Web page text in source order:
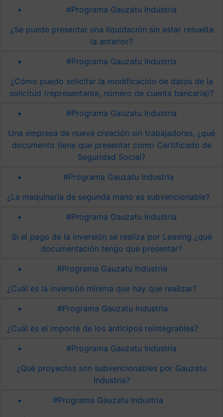
#Programa Gauzatu Industria
¿Se puede presentar una liquidación sin estar resuelta
la anterior?
#Programa Gauzatu Industria
¿Cómo puedo solicitar la modificación de datos de la
solicitud (representante, número de cuenta bancaria)?
#Programa Gauzatu Industria
Una empresa de nueva creación sin trabajadores, ¿qué
documento tiene que presentar como Certificado de
Seguridad Social?
#Programa Gauzatu Industria
¿La maquinaría de segunda mano es subvencionable?
#Programa Gauzatu Industria
Si el pago de la inversión se realiza por Leasing ¿qué
documentación tengo que presentar?
#Programa Gauzatu Industria
¿Cuál es la inversión mínima que hay que realizar?
#Programa Gauzatu Industria
¿Cuál es el importe de los anticipos reintegrables?
#Programa Gauzatu Industria
¿Qué proyectos son subvencionables por Gauzatu
Industria?
#Programa Gauzatu Industria